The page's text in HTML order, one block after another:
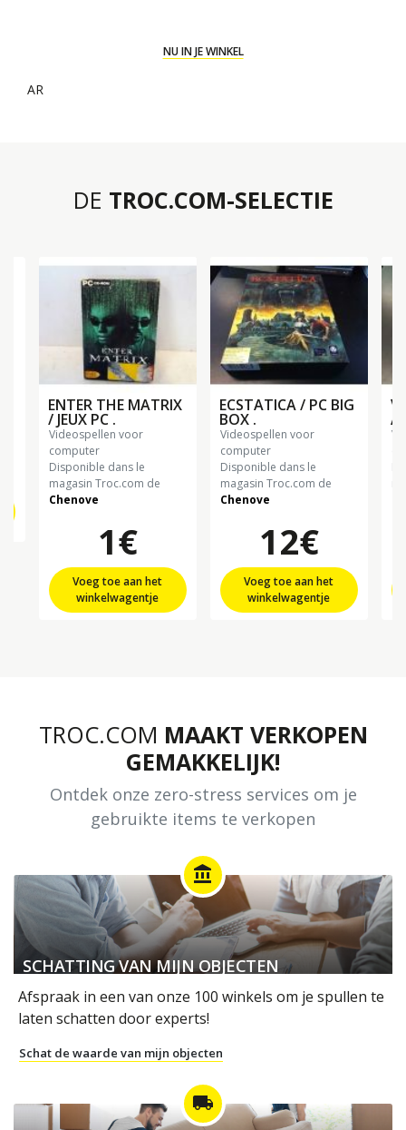
NU IN JE WINKEL
AR
DE TROC.COM-SELECTIE
ENTER THE MATRIX
/ JEUX PC .
videospellen voor
computer
Disponible dans le
magasin Troc.com de
Chenove
1€
Voeg toe aan het
winkelwagentje
ECSTATICA / PC BIG
BOX .
videospellen voor
computer
Disponible dans le
magasin Troc.com de
Chenove
12€
Voeg toe aan het
winkelwagentje
videospellen voor
TROC.COM MAAKT VERKOPEN
GEMAKKELIJK!
Ontdek onze zero-stress services om je
gebruikte items te verkopen
account_balance
SCHATTING VAN MIJN OBJECTEN
Afspraak in een van onze 100 winkels om je spullen te
laten schatten door experts!
Schat de waarde van mijn objecten
local_shipping